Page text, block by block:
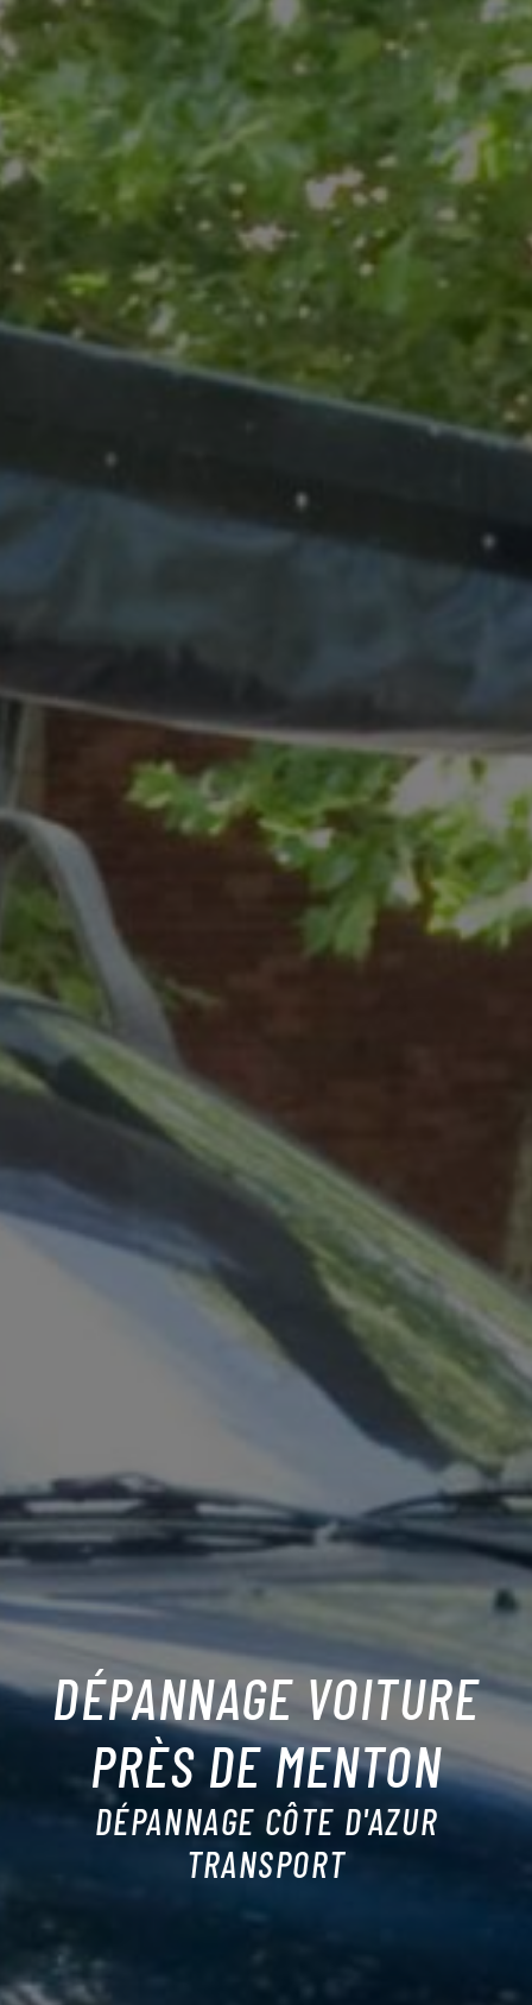
DÉPANNAGE VOITURE
PRÈS DE MENTON
DÉPANNAGE CÔTE D'AZUR
TRANSPORT